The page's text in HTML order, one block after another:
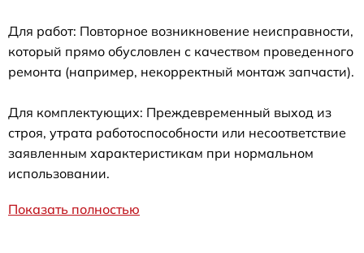
Для работ: Повторное возникновение неисправности,
который прямо обусловлен с качеством проведенного
ремонта (например, некорректный монтаж запчасти).
Для комплектующих: Преждевременный выход из
строя, утрата работоспособности или несоответствие
заявленным характеристикам при нормальном
использовании.
Показать полностью